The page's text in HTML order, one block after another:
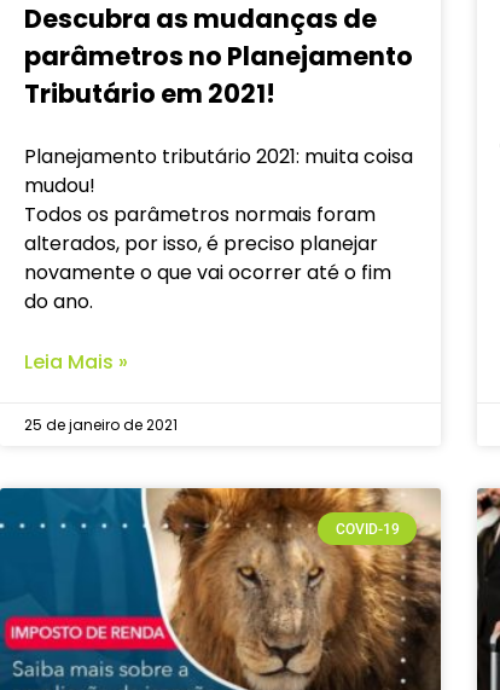
Descubra as mudanças de
parâmetros no Planejamento
Tributário em 2021!
Planejamento tributário 2021: muita coisa
mudou!
Todos os parâmetros normais foram
alterados, por isso, é preciso planejar
novamente o que vai ocorrer até o fim
do ano.
Leia Mais »
25 de janeiro de 2021
COVID-19